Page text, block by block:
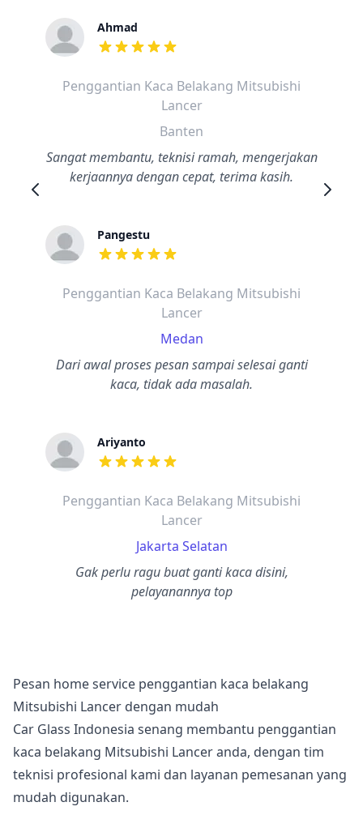
Ahmad
dari ulasan adalah bintang lima
Penggantian Kaca Belakang Mitsubishi
Lancer
Banten
Sangat membantu, teknisi ramah, mengerjakan
kerjaannya dengan cepat, terima kasih.
Pangestu
dari ulasan adalah bintang lima
Penggantian Kaca Belakang Mitsubishi
Lancer
Medan
Dari awal proses pesan sampai selesai ganti
kaca, tidak ada masalah.
Ariyanto
dari ulasan adalah bintang lima
Penggantian Kaca Belakang Mitsubishi
Lancer
Jakarta Selatan
Gak perlu ragu buat ganti kaca disini,
pelayanannya top
Pesan home service penggantian kaca belakang
Mitsubishi Lancer dengan mudah
Car Glass Indonesia senang membantu penggantian
kaca belakang Mitsubishi Lancer anda, dengan tim
teknisi profesional kami dan layanan pemesanan yang
mudah digunakan.